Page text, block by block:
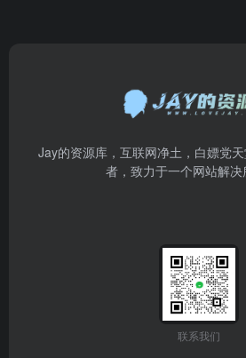
Jay的资源库，互联网净土，白嫖党
者，致力于一个网站解决
联系我们